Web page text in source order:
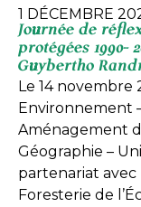
1 DÉCEMBRE
Journée de
protégées 1990-
Guybertho
Le 14 novembre
Environnement
Aménagement
Géographie –
partenariat
Foresterie de